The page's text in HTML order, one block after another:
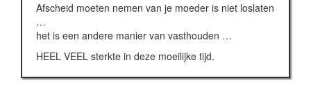
Afscheid moeten nemen van je moeder is niet loslaten
…
het is een andere manier van vasthouden …
HEEL VEEL sterkte in deze moeilijke tijd.